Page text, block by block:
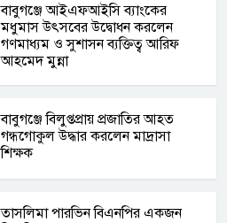
বাবুগঞ্জে আইএফআইসি ব্যাংকের
মধুমাস উৎসবের উদ্বোধন করলেন
গণমাধ্যম ও সুশাসন ব্যক্তিত্ব আরিফ
আহমেদ মুন্না
বাবুগঞ্জে বিলুপ্তপ্রায় প্রজাতির আহত
গন্ধগোকুল উদ্ধার করলেন মাদ্রাসা
শিক্ষক
তাসলিমা পারভিন বিএনপির একজন